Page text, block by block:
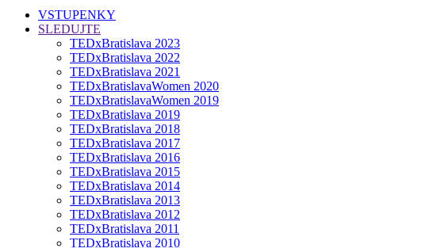
VSTUPENKY
SLEDUJTE
TEDxBratislava 2023
TEDxBratislava 2022
TEDxBratislava 2021
TEDxBratislavaWomen 2020
TEDxBratislavaWomen 2019
TEDxBratislava 2019
TEDxBratislava 2018
TEDxBratislava 2017
TEDxBratislava 2016
TEDxBratislava 2015
TEDxBratislava 2014
TEDxBratislava 2013
TEDxBratislava 2012
TEDxBratislava 2011
TEDxBratislava 2010